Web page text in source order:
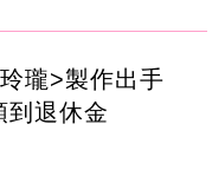
瓏>製作出手
到退休金